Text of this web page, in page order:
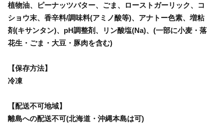
植物油、ピーナッツバター、ごま、ローストガーリック、コ
ショウ末、香辛料/調味料(アミノ酸等)、アナトー色素、増粘
剤(キサンタン)、pH調整剤、リン酸塩(Na)、(一部に小麦・落
花生・ごま・大豆・豚肉を含む)
【保存方法】
冷凍
【配送不可地域】
離島への配送不可(北海道・沖縄本島は可)